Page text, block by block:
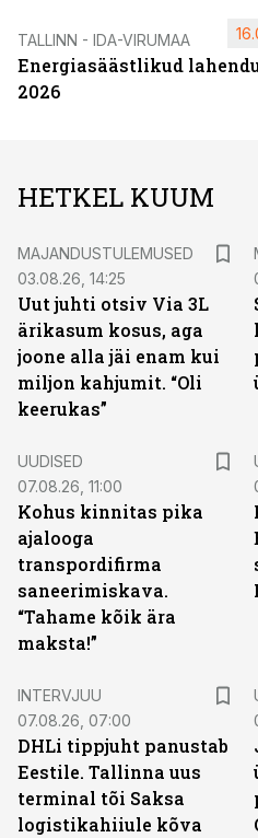
TALLINN - IDA-VIRUMAA
Energiasäästlikud
2026
HETKEL KUUM
MAJANDUSTULEMUSED
03.08.26, 14:25
Uut juhti otsiv Via 3L
ärikasum kosus, aga
joone alla jäi enam kui
miljon kahjumit. “Oli
keerukas”
UUDISED
07.08.26, 11:00
Kohus kinnitas pika
ajalooga
transpordifirma
saneerimiskava.
“Tahame kõik ära
maksta!”
INTERVJUU
07.08.26, 07:00
DHLi tippjuht panustab
Eestile. Tallinna uus
terminal tõi Saksa
logistikahiiule kõva